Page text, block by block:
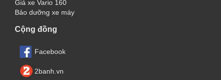
Giá xe Vario 160
Bảo dưỡng xe máy
Cộng đồng
Facebook
2banh.vn